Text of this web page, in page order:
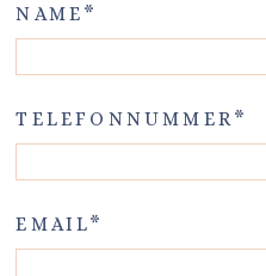
NAME
TELEFONNUMMER
EMAIL